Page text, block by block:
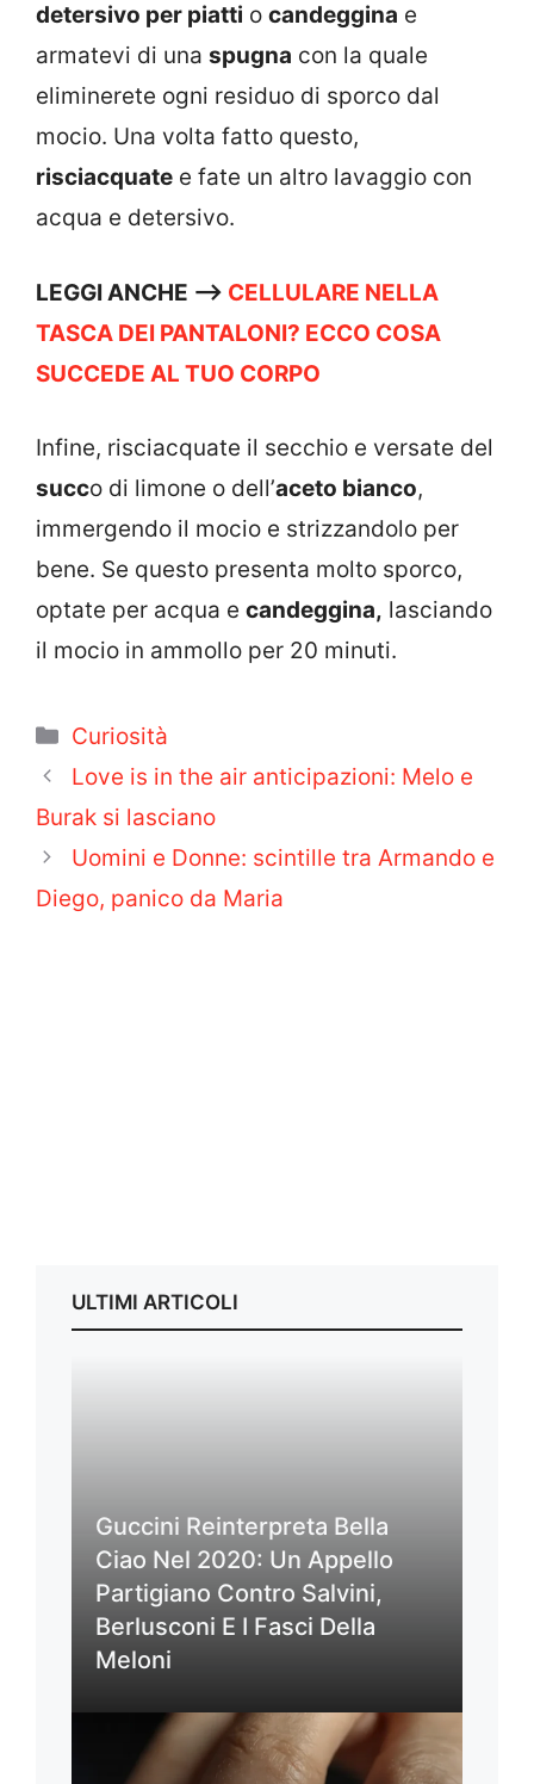
detersivo per piatti o candeggina e
armatevi di una spugna con la quale
eliminerete ogni residuo di sporco dal
mocio. Una volta fatto questo,
risciacquate e fate un altro lavaggio con
acqua e detersivo.
LEGGI ANCHE –> CELLULARE NELLA
TASCA DEI PANTALONI? ECCO COSA
SUCCEDE AL TUO CORPO
Infine, risciacquate il secchio e versate del
succo di limone o dell’aceto bianco,
immergendo il mocio e strizzandolo per
bene. Se questo presenta molto sporco,
optate per acqua e candeggina, lasciando
il mocio in ammollo per 20 minuti.
Categorie
Curiosità
Love is in the air anticipazioni: Melo e
Burak si lasciano
Uomini e Donne: scintille tra Armando e
Diego, panico da Maria
ULTIMI ARTICOLI
Guccini Reinterpreta Bella
Ciao Nel 2020: Un Appello
Partigiano Contro Salvini,
Berlusconi E I Fasci Della
Meloni